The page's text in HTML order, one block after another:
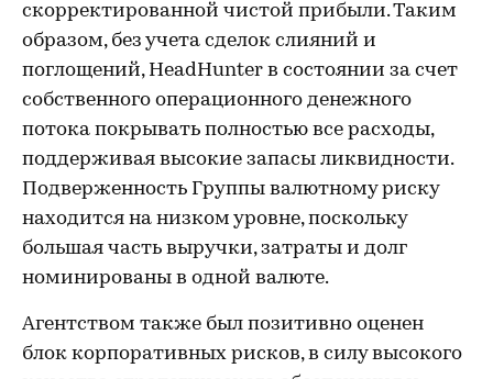
скорректированной чистой прибыли. Таким
образом, без учета сделок слияний и
поглощений, HeadHunter в состоянии за счет
собственного операционного денежного
потока покрывать полностью все расходы,
поддерживая высокие запасы ликвидности.
Подверженность Группы валютному риску
находится на низком уровне, поскольку
большая часть выручки, затраты и долг
номинированы в одной валюте.
Агентством также был позитивно оценен
блок корпоративных рисков, в силу высокого